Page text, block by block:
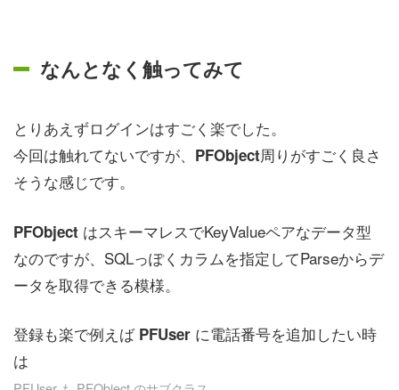
なんとなく触ってみて
とりあえずログインはすごく楽でした。
今回は触れてないですが、 PFObject周りがすごく良さ
そうな感じです。
PFObject はスキーマレスでKeyValueペアなデータ型
なのですが、SQLっぽくカラムを指定してParseからデ
ータを取得できる模様。
登録も楽で例えば PFUser に電話番号を追加したい時
は